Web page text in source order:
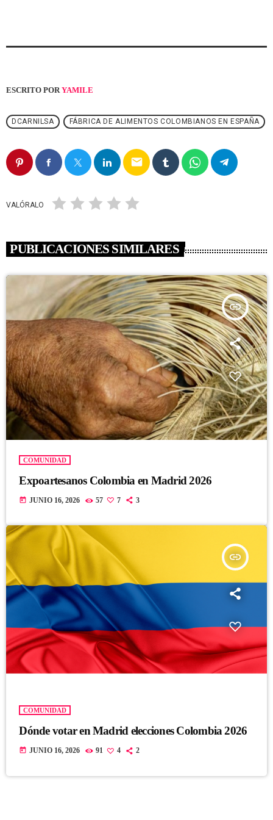
ESCRITO PORYAMILE
DCARNILSA FÁBRICA DE ALIMENTOS COLOMBIANOS EN ESPAÑA
email
VALÓRALO
PUBLICACIONES SIMILARES
insert_link
COMUNIDAD
Expoartesanos Colombia en Madrid 2026
today JUNIO 16, 2026 57 7 3
insert_link
COMUNIDAD
Dónde votar en Madrid elecciones Colombia 2026
today JUNIO 16, 2026 91 4 2